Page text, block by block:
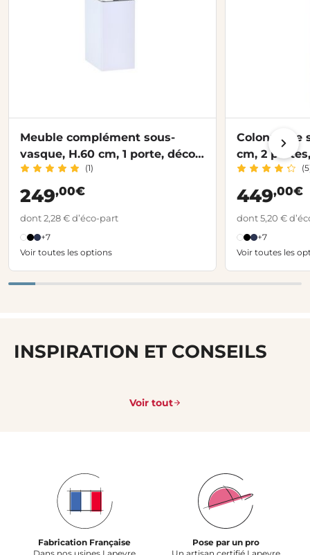
Meuble complément sous-
vasque, H.60 cm, 1 porte, décor
verni laqué FORMEO
(1)
249,00€
dont 2,28 € d’éco-part
+7
Voir toutes les options
Colonne de
cm, 2
FORMEO
449,00€
dont 5,20 €
+7
Voir toutes les
INSPIRATION ET CONSEILS
Voir tout
Fabrication Française
Pose par un pro